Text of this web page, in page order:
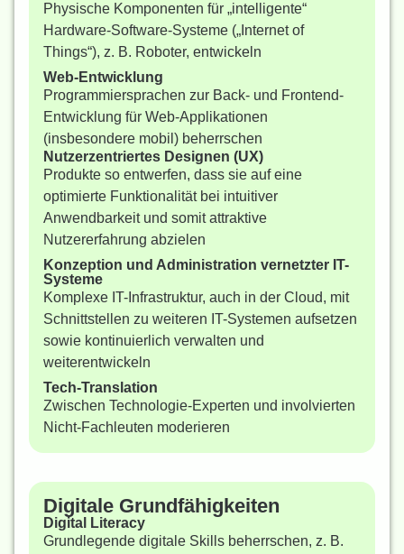
Physische Komponenten für „intelligente“
Hardware-Software-Systeme („Internet of
Things“), z. B. Roboter, entwickeln
Web-Entwicklung
Programmiersprachen zur Back- und Frontend-
Entwicklung für Web-Applikationen
(insbesondere mobil) beherrschen
Nutzerzentriertes Designen (UX)
Produkte so entwerfen, dass sie auf eine
optimierte Funktionalität bei intuitiver
Anwendbarkeit und somit attraktive
Nutzererfahrung abzielen
Konzeption und Administration vernetzter IT-
Systeme
Komplexe IT-Infrastruktur, auch in der Cloud, mit
Schnittstellen zu weiteren IT-Systemen aufsetzen
sowie kontinuierlich verwalten und
weiterentwickeln
Tech-Translation
Zwischen Technologie-Experten und involvierten
Nicht-Fachleuten moderieren
Digitale Grundfähigkeiten
Digital Literacy
Grundlegende digitale Skills beherrschen, z. B.